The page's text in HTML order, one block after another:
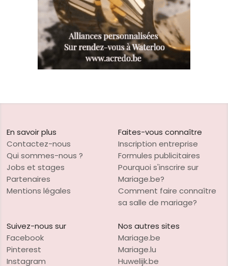
En savoir plus
Contactez-nous
Qui sommes-nous ?
Jobs et stages
Partenaires
Mentions légales
Faites-vous connaître
Inscription entreprise
Formules publicitaires
Pourquoi s'inscrire sur
Mariage.be?
Comment faire connaître
sa salle de mariage?
Suivez-nous sur
Facebook
Pinterest
Instagram
Nos autres sites
Mariage.be
Mariage.lu
Huwelijk.be